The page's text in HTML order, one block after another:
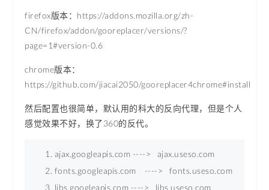
firefox版本：https://addons.mozilla.org/zh-
CN/firefox/addon/gooreplacer/versions/?
page=1#version-0.6
chrome版本：
https://github.com/jiacai2050/gooreplacer4chrome#install
然后配置也很简单，默认用的科大的反向代理，但是个人
感觉效果不好，换了360的反代。
ajax.googleapis.com ---- > ajax.useso.com
fonts.googleapis.com    ---- > fonts.useso.com
libs.googleapis.com ---- > libs.useso.com